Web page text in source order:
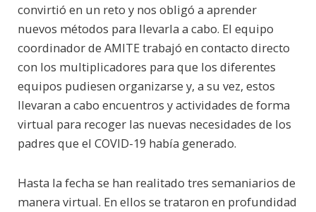
convirtió en un reto y nos obligó a aprender
nuevos métodos para llevarla a cabo. El equipo
coordinador de AMITE trabajó en contacto directo
con los multiplicadores para que los diferentes
equipos pudiesen organizarse y, a su vez, estos
llevaran a cabo encuentros y actividades de forma
virtual para recoger las nuevas necesidades de los
padres que el COVID-19 había generado.
Hasta la fecha se han realitado tres semaniarios de
manera virtual. En ellos se trataron en profundidad